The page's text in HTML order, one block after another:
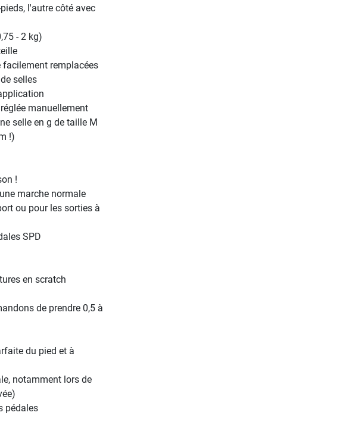
l'autre côté avec
- 2 kg)
facilement remplacées
selles
manuellement
selle en g de taille M
!)
!
marche normale
ou pour les sorties à
SPD
en scratch
de prendre 0,5 à
du pied et à
notamment lors de
pédales